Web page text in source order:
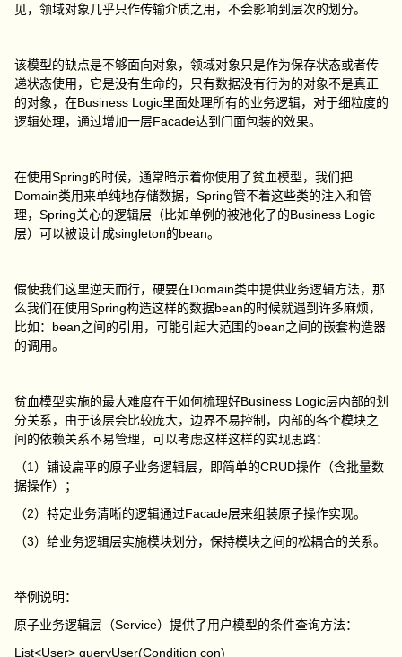
见，领域对象几乎只作传输介质之用，不会影响到层次的划分。
该模型的缺点是不够面向对象，领域对象只是作为保存状态或者传
递状态使用，它是没有生命的，只有数据没有行为的对象不是真正
的对象，在Business Logic里面处理所有的业务逻辑，对于细粒度的
逻辑处理，通过增加一层Facade达到门面包装的效果。
在使用Spring的时候，通常暗示着你使用了贫血模型，我们把
Domain类用来单纯地存储数据，Spring管不着这些类的注入和管
理，Spring关心的逻辑层（比如单例的被池化了的Business Logic
层）可以被设计成singleton的bean。
假使我们这里逆天而行，硬要在Domain类中提供业务逻辑方法，那
么我们在使用Spring构造这样的数据bean的时候就遇到许多麻烦，
比如：bean之间的引用，可能引起大范围的bean之间的嵌套构造器
的调用。
贫血模型实施的最大难度在于如何梳理好Business Logic层内部的划
分关系，由于该层会比较庞大，边界不易控制，内部的各个模块之
间的依赖关系不易管理，可以考虑这样这样的实现思路：
（1）铺设扁平的原子业务逻辑层，即简单的CRUD操作（含批量数
据操作）；
（2）特定业务清晰的逻辑通过Facade层来组装原子操作实现。
（3）给业务逻辑层实施模块划分，保持模块之间的松耦合的关系。
举例说明：
原子业务逻辑层（Service）提供了用户模型的条件查询方法：
List<User> queryUser(Condition con)